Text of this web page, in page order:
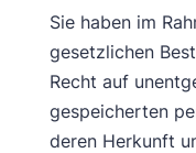
Sie haben im
gesetzlichen
Recht auf
gespeicherten
deren Herkunft